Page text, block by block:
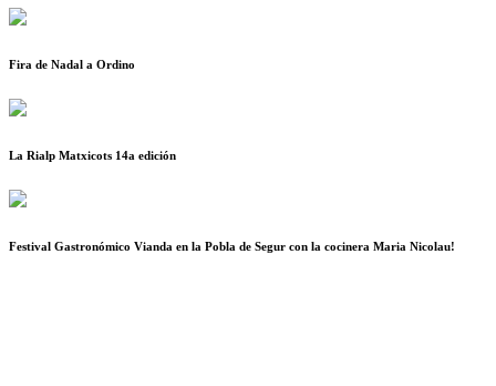
Fira de Nadal a Ordino
La Rialp Matxicots 14a edición
Festival Gastronómico Vianda en la Pobla de Segur con la cocinera Maria Nicolau!